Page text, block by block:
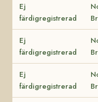
Ej
färdigregistrerad
Ej
färdigregistrerad
Ej
färdigregistrerad